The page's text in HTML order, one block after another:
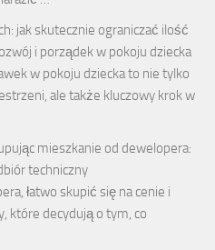
jak skutecznie ograniczać ilość
i porządek w pokoju dziecka
w pokoju dziecka to nie tylko
ale także kluczowy krok w
mieszkanie od dewelopera:
techniczny
łatwo skupić się na cenie i
które decydują o tym, co